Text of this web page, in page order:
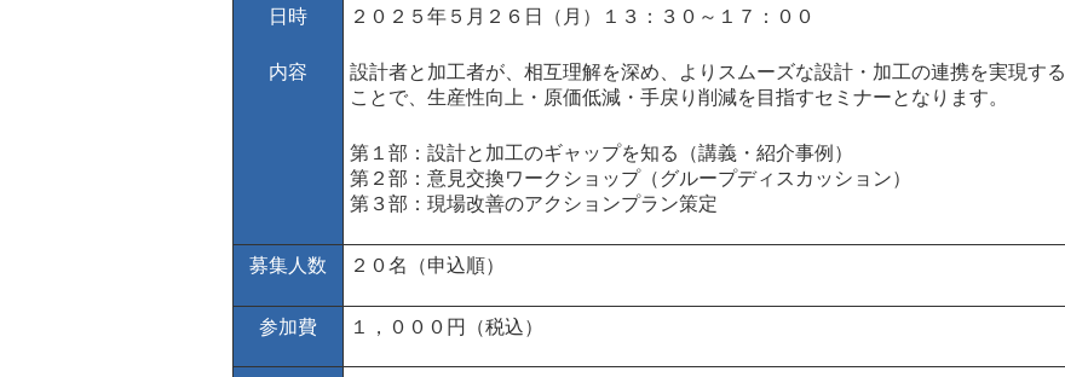
日時
内容
２０２５年５月２６日（月）１３：３０～１７：００
設計者と加工者が、相互理解を深め、よりスムーズな設計・加工の連携を実現する
ことで、生産性向上・原価低減・手戻り削減を目指すセミナーとなります。
第１部：設計と加工のギャップを知る（講義・紹介事例）
第２部：意見交換ワークショップ（グループディスカッション）
第３部：現場改善のアクションプラン策定
募集人数 ２０名（申込順）
参加費 １，０００円（税込）